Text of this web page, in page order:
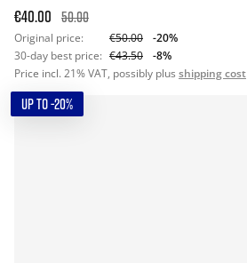
€40.00 50.00
Original price: €50.00
-20%
30-day best price: €43.50
-8%
Price incl. 21% VAT, possibly plus shipping cost
UP TO -20%